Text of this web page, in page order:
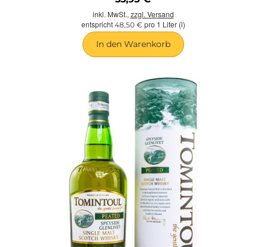
inkl. MwSt., zzgl. Versand
entspricht 48,50 € pro 1 Liter (l)
In den Warenkorb